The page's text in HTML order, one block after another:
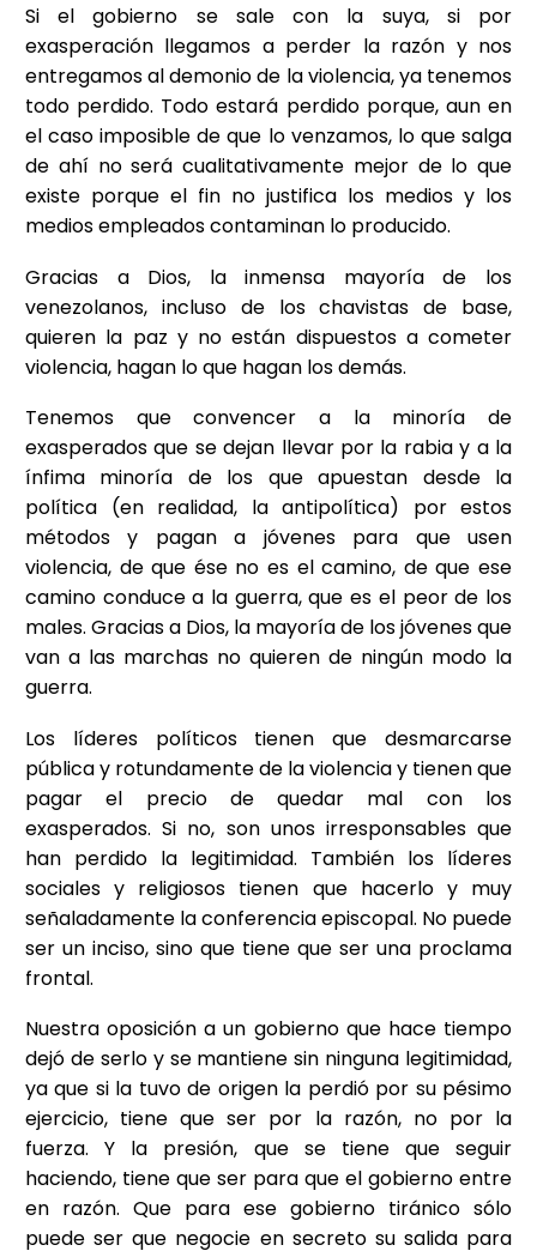
Si el gobierno se sale con la suya, si por
exasperación llegamos a perder la razón y nos
entregamos al demonio de la violencia, ya tenemos
todo perdido. Todo estará perdido porque, aun en
el caso imposible de que lo venzamos, lo que salga
de ahí no será cualitativamente mejor de lo que
existe porque el fin no justifica los medios y los
medios empleados contaminan lo producido.
Gracias a Dios, la inmensa mayoría de los
venezolanos, incluso de los chavistas de base,
quieren la paz y no están dispuestos a cometer
violencia, hagan lo que hagan los demás.
Tenemos que convencer a la minoría de
exasperados que se dejan llevar por la rabia y a la
ínfima minoría de los que apuestan desde la
política (en realidad, la antipolítica) por estos
métodos y pagan a jóvenes para que usen
violencia, de que ése no es el camino, de que ese
camino conduce a la guerra, que es el peor de los
males. Gracias a Dios, la mayoría de los jóvenes que
van a las marchas no quieren de ningún modo la
guerra.
Los líderes políticos tienen que desmarcarse
pública y rotundamente de la violencia y tienen que
pagar el precio de quedar mal con los
exasperados. Si no, son unos irresponsables que
han perdido la legitimidad. También los líderes
sociales y religiosos tienen que hacerlo y muy
señaladamente la conferencia episcopal. No puede
ser un inciso, sino que tiene que ser una proclama
frontal.
Nuestra oposición a un gobierno que hace tiempo
dejó de serlo y se mantiene sin ninguna legitimidad,
ya que si la tuvo de origen la perdió por su pésimo
ejercicio, tiene que ser por la razón, no por la
fuerza. Y la presión, que se tiene que seguir
haciendo, tiene que ser para que el gobierno entre
en razón. Que para ese gobierno tiránico sólo
puede ser que negocie en secreto su salida para